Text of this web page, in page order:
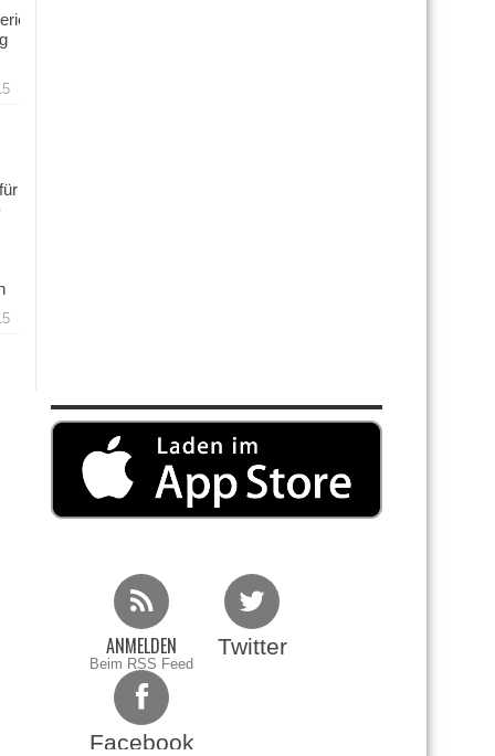
ANMELDEN
Beim RSS Feed
Twitter
Facebook